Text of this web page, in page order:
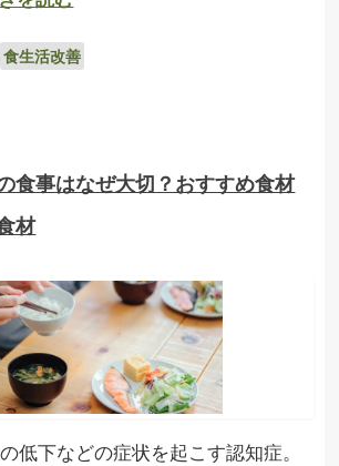
食生活改善
食事はなぜ大切？おすすめ食材
材
低下などの症状を起こす認知症。